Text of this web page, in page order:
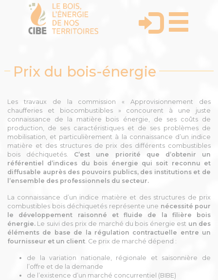
Prix du bois-énergie
Les travaux de la commission « Approvisionnement des
chaufferies et biocombustibles » concourent à une juste
connaissance de la matière bois énergie, de ses coûts de
production, de ses caractéristiques et de ses problèmes de
mobilisation, et particulièrement à la connaissance d’un indice
matière et des structures de prix des différents combustibles
bois déchiquetés. C’est une priorité que d’obtenir un
référentiel d’indices du bois énergie qui soit reconnu et
diffusable auprès des pouvoirs publics, des institutions et de
l’ensemble des professionnels du secteur.
La connaissance d’un indice matière et des structures de prix
combustibles bois déchiquetés représente une nécessité pour
le développement raisonné et fluide de la filière bois
énergie. Le suivi des prix de marché du bois énergie est un des
éléments de base de la régulation contractuelle entre un
fournisseur et un client. Ce prix de marché dépend :
de la variation nationale, régionale et saisonnière de
l’offre et de la demande
de l’existence d’un marché concurrentiel (BIBE)